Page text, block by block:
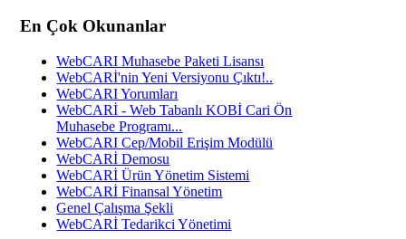
En Çok Okunanlar
WebCARI Muhasebe Paketi Lisansı
WebCARİ'nin Yeni Versiyonu Çıktı!..
WebCARI Yorumları
WebCARİ - Web Tabanlı KOBİ Cari Ön
Muhasebe Programı...
WebCARI Cep/Mobil Erişim Modülü
WebCARİ Demosu
WebCARİ Ürün Yönetim Sistemi
WebCARİ Finansal Yönetim
Genel Çalışma Şekli
WebCARİ Tedarikci Yönetimi